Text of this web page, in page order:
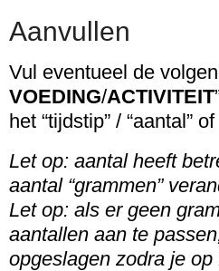
Aanvullen
Vul eventueel de
VOEDING/ACTIVITEIT
het “tijdstip” / “aantal”
Let op: aantal heeft
aantal “grammen”
Let op: als er geen
aantallen aan te
opgeslagen zodra je